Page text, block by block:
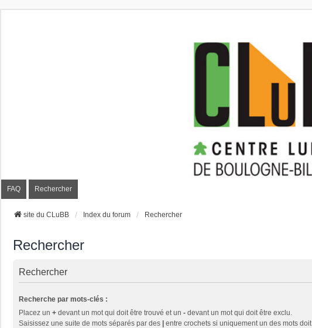
FAQ Rechercher
site du CLuBB Index du forum Rechercher
Rechercher
Rechercher
Recherche par mots-clés :
Placez un + devant un mot qui doit être trouvé et un - devant un mot qui doit être exclu.
Saisissez une suite de mots séparés par des | entre crochets si uniquement un des mots doit